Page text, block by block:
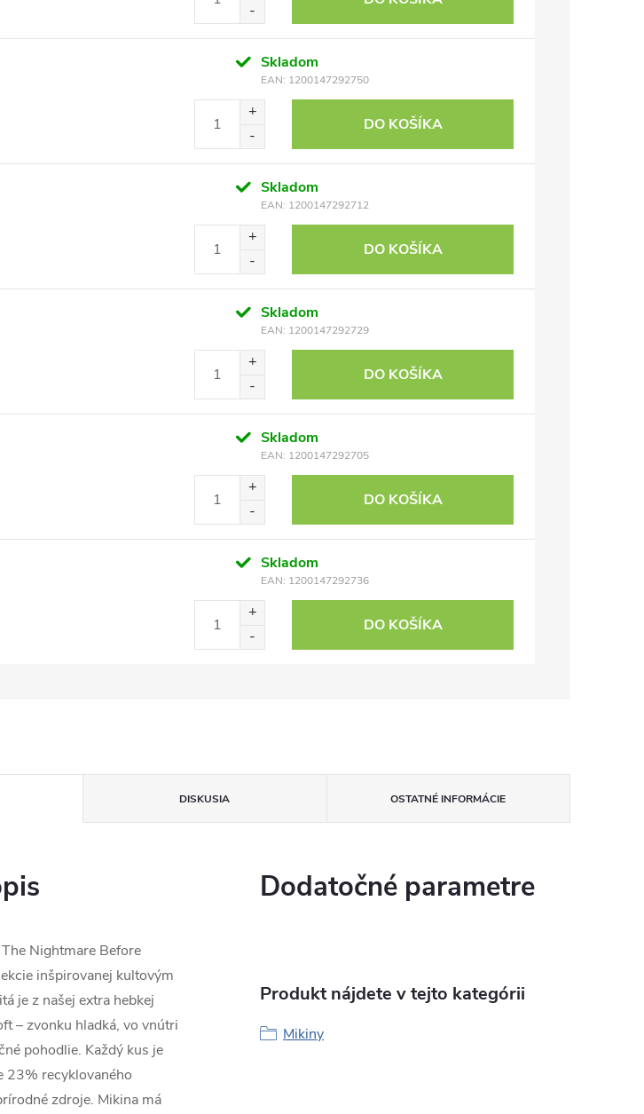
Skladom
EAN: 1200147292750
DO KOŠÍKA
Skladom
EAN: 1200147292712
DO KOŠÍKA
Skladom
EAN: 1200147292729
DO KOŠÍKA
Skladom
EAN: 1200147292705
DO KOŠÍKA
Skladom
EAN: 1200147292736
DO KOŠÍKA
DISKUSIA OSTATNÉ INFORMÁCIE
Nightmare Before
inšpirovanej kultovým
je z našej extra hebkej
– zvonku hladká, vo vnútri
pohodlie. Každý kus je
23% recyklovaného
zdroje. Mikina má
Dodatočné parametre
Produkt nájdete v tejto kategórii
Mikiny